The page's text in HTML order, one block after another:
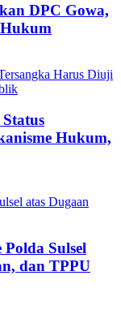
DPC Gowa,
Hukum,
Sulsel
dan TPPU